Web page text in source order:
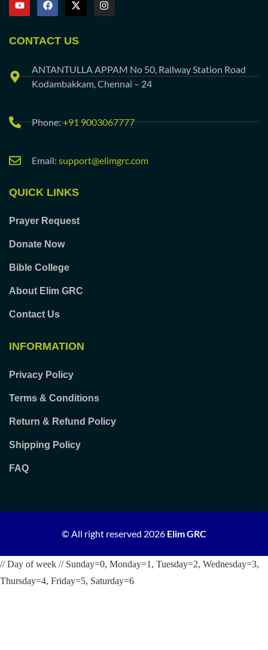
CONTACT US
ANTANTULLA APPAM No 50, Railway Station Road
Kodambakkam, Chennai – 24
Phone:+91 9003067777
Email: support@elimgrc.com
QUICK LINKS
Prayer Request
Donate Now
Bible College
About Elim GRC
Contact Us
INFORMATION
Privacy Policy
Terms & Conditions
Return & Refund Policy
Shipping Policy
FAQ
© All right reserved 2026 Elim GRC
// Day of week // Sunday=0, Monday=1, Tuesday=2, Wednesday=3,
Thursday=4, Friday=5, Saturday=6